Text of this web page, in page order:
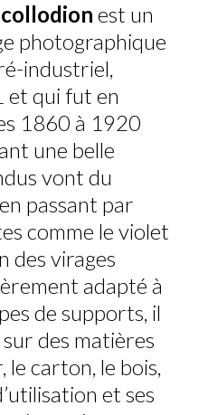
collodion est un
photographique
industriel,
et qui fut en
1860 à 1920
une belle
vont du
passant par
comme le violet
des virages
adapté à
de supports, il
des matières
le carton, le bois,
et ses